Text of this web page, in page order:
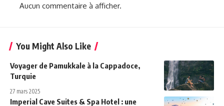
Aucun commentaire à afficher.
You Might Also Like
Voyager de Pamukkale à la Cappadoce,
Turquie
27 mars 2025
Imperial Cave Suites & Spa Hotel : une